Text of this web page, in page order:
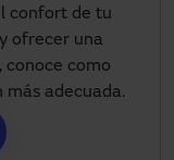
confort de tu
ofrecer una
conoce como
más adecuada.